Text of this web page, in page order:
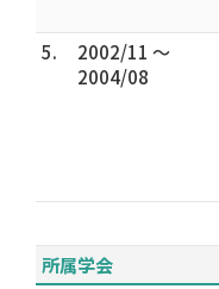
5.
2002/11 ～
2004/08
所属学会